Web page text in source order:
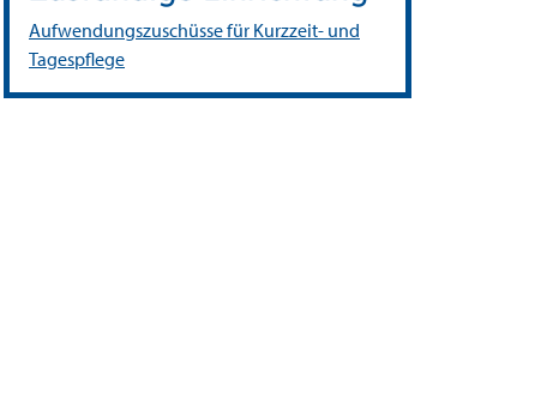
Aufwendungszuschüsse für Kurzzeit- und
Tagespflege